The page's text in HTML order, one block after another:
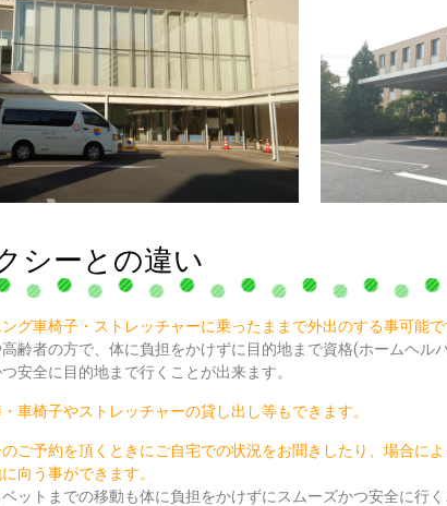
シーとの違い
グ車椅子・ストレッチャーに乗ったままで外出のする事可能で
齢者の方で、体に負担をかけずに目的地まで資格(ホームヘル
安全に目的地まで行くことが出来ます。
車椅子やストレッチャーの貸し出し等もできます。
ご予約を頂くときにご自宅での状況をお聞きしたり、場合に
向う事ができます。
ットまでの移動も体に負担をかけずにスムーズかつ安全に行く